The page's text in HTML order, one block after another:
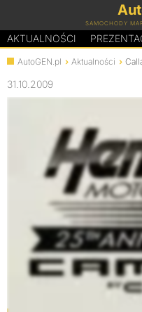
SAMOCHODY
AKTUALNOŚCI
AutoGEN.pl Aktualności
31.10.2009